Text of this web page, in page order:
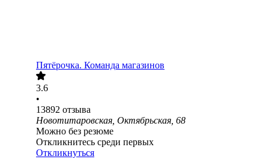
Пятёрочка. Команда магазинов
3.6
•
13892 отзыва
Новотитаровская, Октябрьская, 68
Можно без резюме
Откликнитесь среди первых
Откликнуться